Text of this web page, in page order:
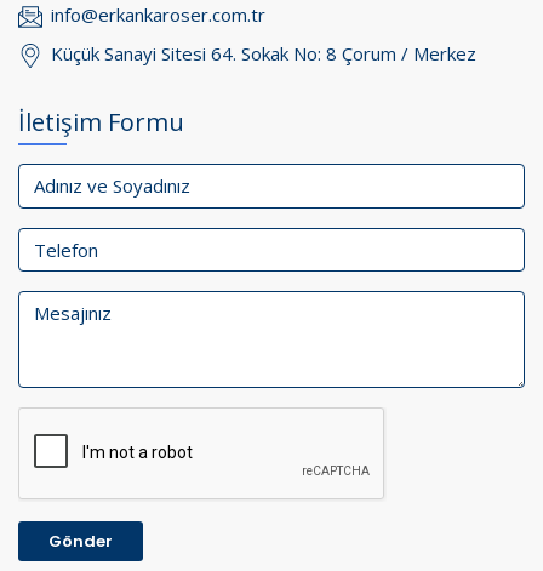
info@erkankaroser.com.tr
Küçük Sanayi Sitesi 64. Sokak No: 8 Çorum / Merkez
İletişim Formu
Gönder